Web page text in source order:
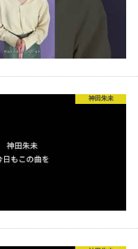
神田朱未